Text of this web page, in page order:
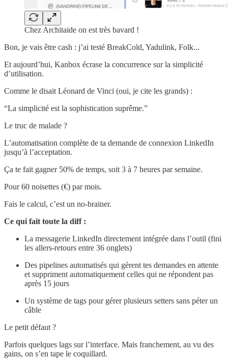
Chez Architaide on est très bavard !
Bon, je vais être cash : j’ai testé BreakCold, Yadulink, Folk...
Et aujourd’hui, Kanbox écrase la concurrence sur la simplicité
d’utilisation.
Comme le disait Léonard de Vinci (oui, je cite les grands) :
“La simplicité est la sophistication suprême.”
Le truc de malade ?
L’automatisation complète de ta demande de connexion LinkedIn
jusqu’à l’acceptation.
Ça te fait gagner 50% de temps, soit 3 à 7 heures par semaine.
Pour 60 noisettes (€) par mois.
Fais le calcul, c’est un no-brainer.
Ce qui fait toute la diff :
La messagerie LinkedIn directement intégrée dans l’outil (fini
les allers-retours entre 36 onglets)
Des pipelines automatisés qui gèrent tes demandes en attente
et suppriment automatiquement celles qui ne répondent pas
après 15 jours
Un système de tags pour gérer plusieurs setters sans péter un
câble
Le petit défaut ?
Parfois quelques lags sur l’interface. Mais franchement, au vu des
gains, on s’en tape le coquillard.